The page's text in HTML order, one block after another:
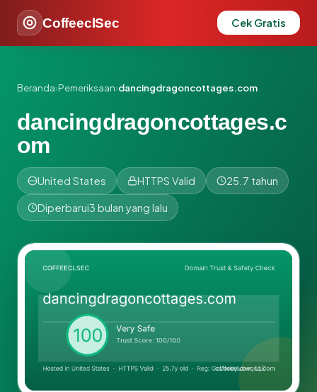
CoffeeclSec Cek Gratis
Beranda›Pemeriksaan›dancingdragoncottages.com
dancingdragoncottages.c
om
United States HTTPS Valid 25.7 tahun
Diperbarui3 bulan yang lalu